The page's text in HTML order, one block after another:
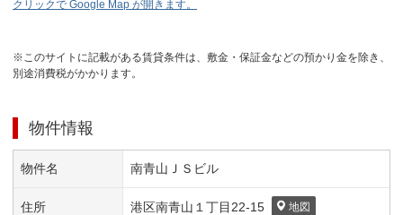
クリックで Google Map が開きます。
※このサイトに記載がある賃貸条件は、敷金・保証金などの預かり金を除き、
別途消費税がかかります。
物件情報
物件名 南青山ＪＳビル
住所 港区南青山１丁目 22-15 地図